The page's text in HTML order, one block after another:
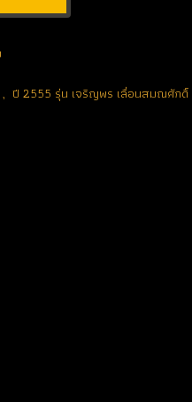
, ปี 2555 รุ่น เจริญพร เลื่อนสมณศักดิ์